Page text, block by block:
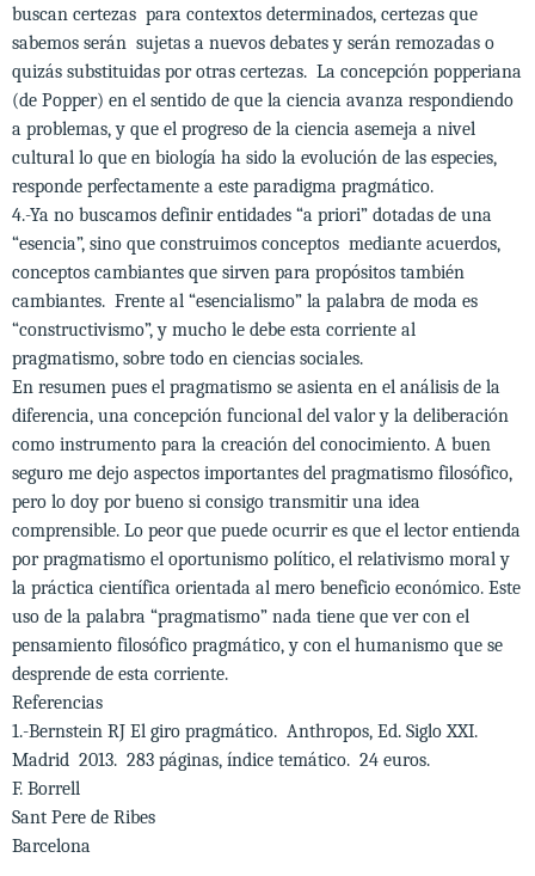
buscan certezas para contextos determinados, certezas que
sabemos serán sujetas a nuevos debates y serán remozadas o
quizás substituidas por otras certezas. La concepción popperiana
(de Popper) en el sentido de que la ciencia avanza respondiendo
a problemas, y que el progreso de la ciencia asemeja a nivel
cultural lo que en biología ha sido la evolución de las especies,
responde perfectamente a este paradigma pragmático.
4.-Ya no buscamos definir entidades “a priori” dotadas de una
“esencia”, sino que construimos conceptos mediante acuerdos,
conceptos cambiantes que sirven para propósitos también
cambiantes. Frente al “esencialismo” la palabra de moda es
“constructivismo”, y mucho le debe esta corriente al
pragmatismo, sobre todo en ciencias sociales.
En resumen pues el pragmatismo se asienta en el análisis de la
diferencia, una concepción funcional del valor y la deliberación
como instrumento para la creación del conocimiento. A buen
seguro me dejo aspectos importantes del pragmatismo filosófico,
pero lo doy por bueno si consigo transmitir una idea
comprensible. Lo peor que puede ocurrir es que el lector entienda
por pragmatismo el oportunismo político, el relativismo moral y
la práctica científica orientada al mero beneficio económico. Este
uso de la palabra “pragmatismo” nada tiene que ver con el
pensamiento filosófico pragmático, y con el humanismo que se
desprende de esta corriente.
Referencias
1.-Bernstein RJ El giro pragmático. Anthropos, Ed. Siglo XXI.
Madrid 2013. 283 páginas, índice temático. 24 euros.
F. Borrell
Sant Pere de Ribes
Barcelona